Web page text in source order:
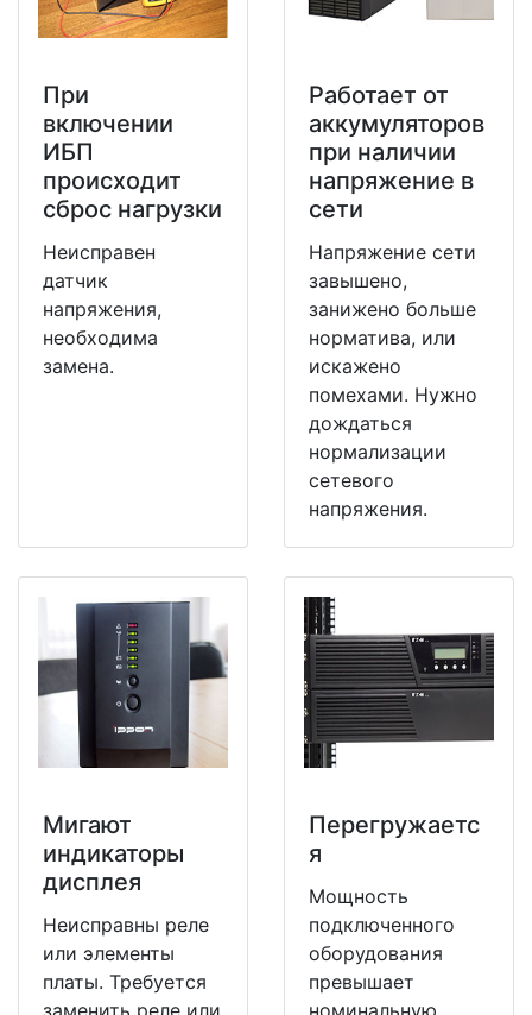
При
включении
ИБП
происходит
сброс нагрузки
Неисправен
датчик
напряжения,
необходима
замена.
Работает от
аккумуляторов
при наличии
напряжение в
сети
Напряжение сети
завышено,
занижено больше
норматива, или
искажено
помехами. Нужно
дождаться
нормализации
сетевого
напряжения.
Мигают
индикаторы
дисплея
Неисправны реле
или элементы
платы. Требуется
заменить реле или
Перегружаетс
я
Мощность
подключенного
оборудования
превышает
номинальную.